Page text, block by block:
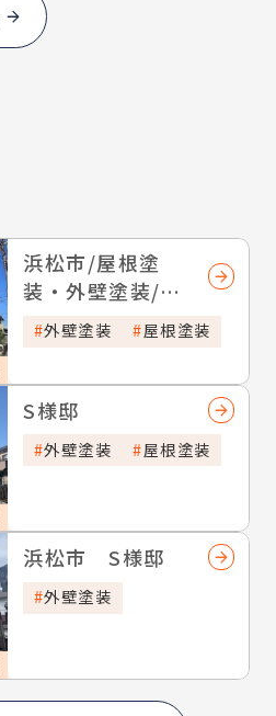
浜松市/屋根塗
装・外壁塗装/Y
様邸外壁塗装 屋根塗装
S様邸
外壁塗装 屋根塗装
浜松市 S様邸
外壁塗装